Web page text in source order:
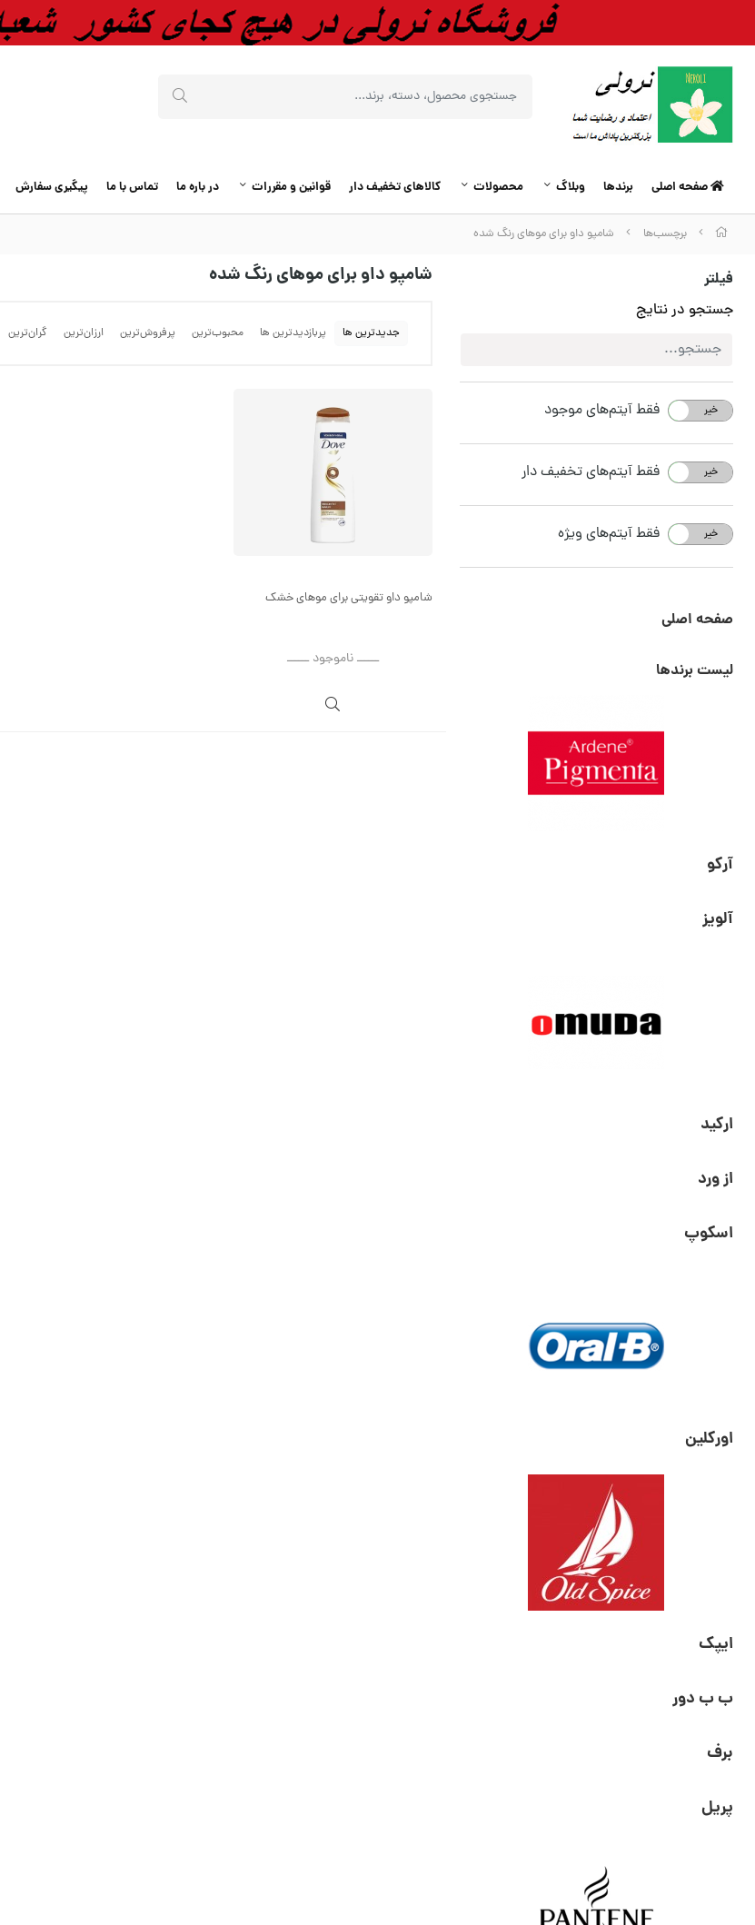
صفحه اصلی برندها وبلاگ محصولات کالاهای تخفیف دار قوانین و مقررات در باره ما تماس با ما پیگیری سفارش
برچسب‌ها شامپو داو برای موهای رنگ شده
فیلتر
جستجو در نتایج
بله خیر فقط آیتم‌های موجود
بله خیر فقط آیتم‌های تخفیف دار
بله خیر فقط آیتم‌های ویژه
صفحه اصلی
لیست برندها
آرکو
آلویز
ارکید
از ورد
اسکوپ
اورکلین
ایپک
ب ب دور
برف
پریل
شامپو داو برای موهای رنگ شده
جدیدترین ها پربازدیدترین ها محبوب‌‌ترین پرفروش‌ترین ارزان‌ترین گران‌ترین
شامپو داو تقویتی برای موهای خشک
ــــــ ناموجود ــــــ